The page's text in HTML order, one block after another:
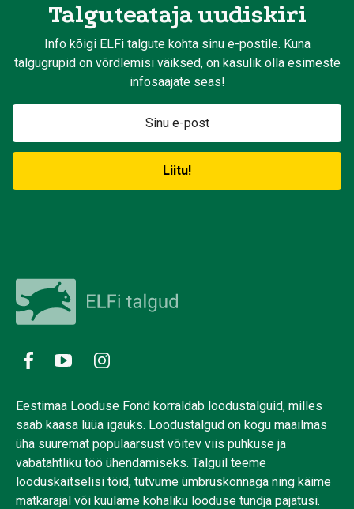
Talguteataja uudiskiri
Info kõigi ELFi talgute kohta sinu e-postile. Kuna
talgugrupid on võrdlemisi väiksed, on kasulik olla esimeste
infosaajate seas!
Eestimaa Looduse Fond korraldab loodustalguid, milles
saab kaasa lüüa igaüks. Loodustalgud on kogu maailmas
üha suuremat populaarsust võitev viis puhkuse ja
vabatahtliku töö ühendamiseks. Talguil teeme
looduskaitselisi töid, tutvume ümbruskonnaga ning käime
matkarajal või kuulame kohaliku looduse tundja pajatusi.